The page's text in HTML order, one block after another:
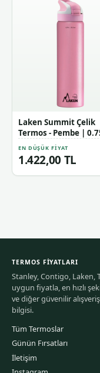
Laken Summit Çelik
Termos - Pembe |
EN DÜŞÜK FIYAT
1.422,00 TL
TERMOS FIYATLARI
Stanley, Contigo,
uygun fiyatla, en hızlı
ve diğer güvenilir
bilgisi.
Tüm Termoslar
Günün Fırsatları
İletişim